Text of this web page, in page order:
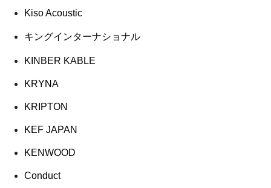
Kiso Acoustic
キングインターナショナル
KINBER KABLE
KRYNA
KRIPTON
KEF JAPAN
KENWOOD
Conduct